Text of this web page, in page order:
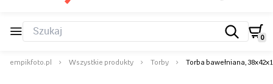
0
empikfoto.pl Wszystkie produkty Torby Torba bawełniana,